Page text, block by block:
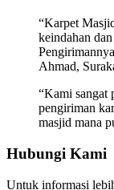
“Karpet
keindahan
Ahmad,
“Kami sangat
pengiriman
masjid mana
Hubungi Kami
Untuk informasi